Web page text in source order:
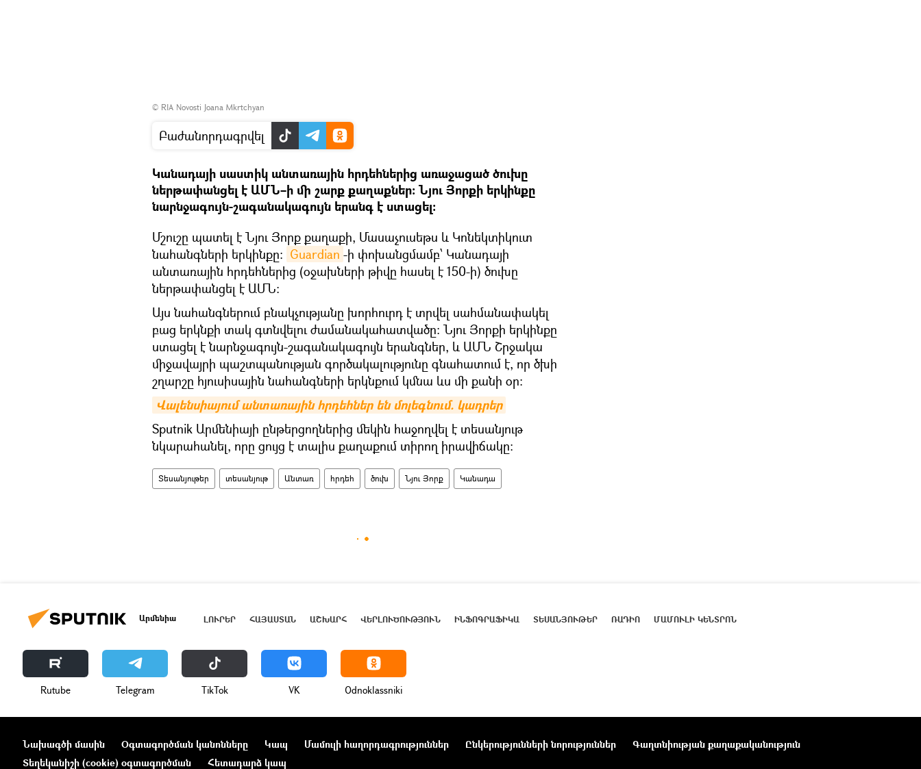
© RIA Novosti Joana Mkrtchyan
Բաժանորդագրվել
Կանադայի սաստիկ անտառային հրդեհներից առաջացած ծուխը
ներթափանցել է ԱՄՆ–ի մի շարք քաղաքներ։ Նյու Յորքի երկինքը
նարնջագույն-շագանակագույն երանգ է ստացել։
Մշուշը պատել է Նյու Յորք քաղաքի, Մասաչուսեթս և Կոնեկտիկուտ
նահանգների երկինքը: Guardian -ի փոխանցմամբ՝ Կանադայի
անտառային հրդեհներից (օջախների թիվը հասել է 150-ի) ծուխը
ներթափանցել է ԱՄՆ։
Այս նահանգներում բնակչությանը խորհուրդ է տրվել սահմանափակել
բաց երկնքի տակ գտնվելու ժամանակահատվածը: Նյու Յորքի երկինքը
ստացել է նարնջագույն-շագանակագույն երանգներ, և ԱՄՆ Շրջակա
միջավայրի պաշտպանության գործակալությունը գնահատում է, որ ծխի
շղարշը հյուսիսային նահանգների երկնքում կմնա ևս մի քանի օր:
Վալենսիայում անտառային հրդեհներ են մոլեգնում. կադրեր
Sputnik Արմենիայի ընթերցողներից մեկին հաջողվել է տեսանյութ
նկարահանել, որը ցույց է տալիս քաղաքում տիրող իրավիճակը։
Տեսանյութեր տեսանյութ Անտառ հրդեհ ծուխ Նյու Յորք Կանադա
Արմենիա ԼՈՒՐԵՐ ՀԱՅԱՍՏԱՆ ԱՇԽԱՐՀ ՎԵՐԼՈՒԾՈՒԹՅՈՒՆ ԻՆՖՈԳՐԱՖԻԿԱ ՏԵՍԱՆՅՈՒԹԵՐ ՌԱԴԻՈ ՄԱՄՈՒԼԻ ԿԵՆՏՐՈՆ
Rutube Telegram ТikТоk VK Odnoklassniki
Նախագծի մասին Օգտագործման կանոնները Կապ Մամուլի հաղորդագրություններ Ընկերությունների նորություններ
Գաղտնիության քաղաքականություն
Տեղեկանիշի (cookie) օգտագործման
Հետադարձ կապ